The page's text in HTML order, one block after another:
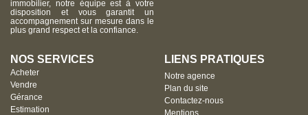
immobilier, notre équipe est à votre
disposition et vous garantit un
accompagnement sur mesure dans le
plus grand respect et la confiance.
NOS SERVICES
Acheter
Vendre
Gérance
Estimation
LIENS PRATIQUES
Notre agence
Plan du site
Contactez-nous